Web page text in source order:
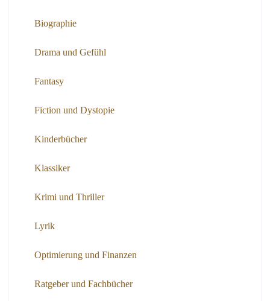
Biographie
Drama und Gefühl
Fantasy
Fiction und Dystopie
Kinderbücher
Klassiker
Krimi und Thriller
Lyrik
Optimierung und Finanzen
Ratgeber und Fachbücher